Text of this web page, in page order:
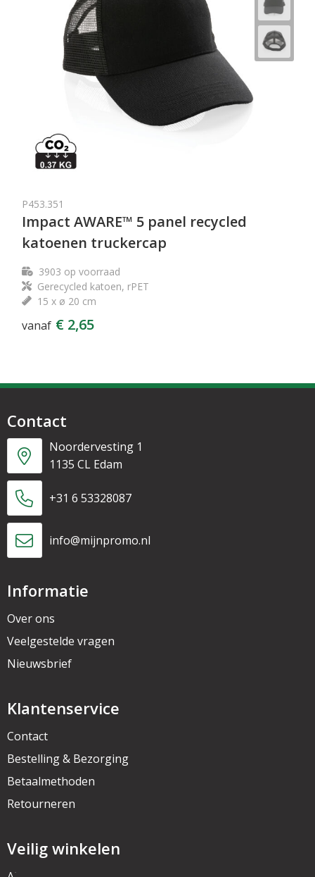
P453.351
Impact AWARE™ 5 panel recycled
katoenen truckercap
3903 op voorraad
Gerecycled katoen, rPET
15 x ø 20 cm
vanaf € 2,65
Contact
Noordervesting 1
1135 CL Edam
+31 6 53328087
info@mijnpromo.nl
Informatie
Over ons
Veelgestelde vragen
Nieuwsbrief
Klantenservice
Contact
Bestelling & Bezorging
Betaalmethoden
Retourneren
Veilig winkelen